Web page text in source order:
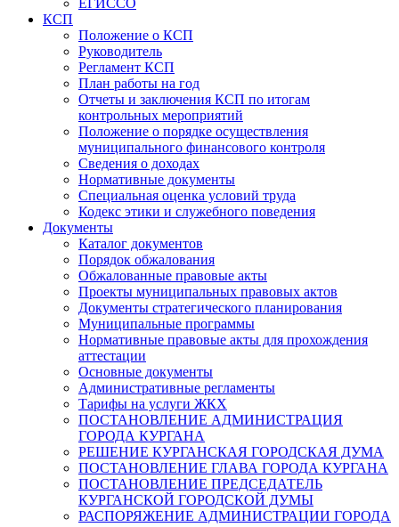
ЕГИССО
КСП
Положение о КСП
Руководитель
Регламент КСП
План работы на год
Отчеты и заключения КСП по итогам
контрольных мероприятий
Положение о порядке осуществления
муниципального финансового контроля
Сведения о доходах
Нормативные документы
Специальная оценка условий труда
Кодекс этики и служебного поведения
Документы
Каталог документов
Порядок обжалования
Обжалованные правовые акты
Проекты муниципальных правовых актов
Документы стратегического планирования
Муниципальные программы
Нормативные правовые акты для прохождения
аттестации
Основные документы
Административные регламенты
Тарифы на услуги ЖКХ
ПОСТАНОВЛЕНИЕ АДМИНИСТРАЦИЯ
ГОРОДА КУРГАНА
РЕШЕНИЕ КУРГАНСКАЯ ГОРОДСКАЯ ДУМА
ПОСТАНОВЛЕНИЕ ГЛАВА ГОРОДА КУРГАНА
ПОСТАНОВЛЕНИЕ ПРЕДСЕДАТЕЛЬ
КУРГАНСКОЙ ГОРОДСКОЙ ДУМЫ
РАСПОРЯЖЕНИЕ АДМИНИСТРАЦИИ ГОРОДА